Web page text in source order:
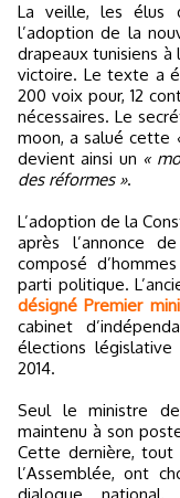
La veille, les élus
l’adoption de la
drapeaux tunisiens
victoire. Le texte a
200 voix pour, 12
nécessaires. Le
moon, a salué cette
devient ainsi un «
des réformes ».
L’adoption de la
après l’annonce
composé
parti politique.
désigné Premier
cabinet
élections
2014.
Seul le ministre
maintenu à son
Cette dernière, tout
l’Assemblée, ont